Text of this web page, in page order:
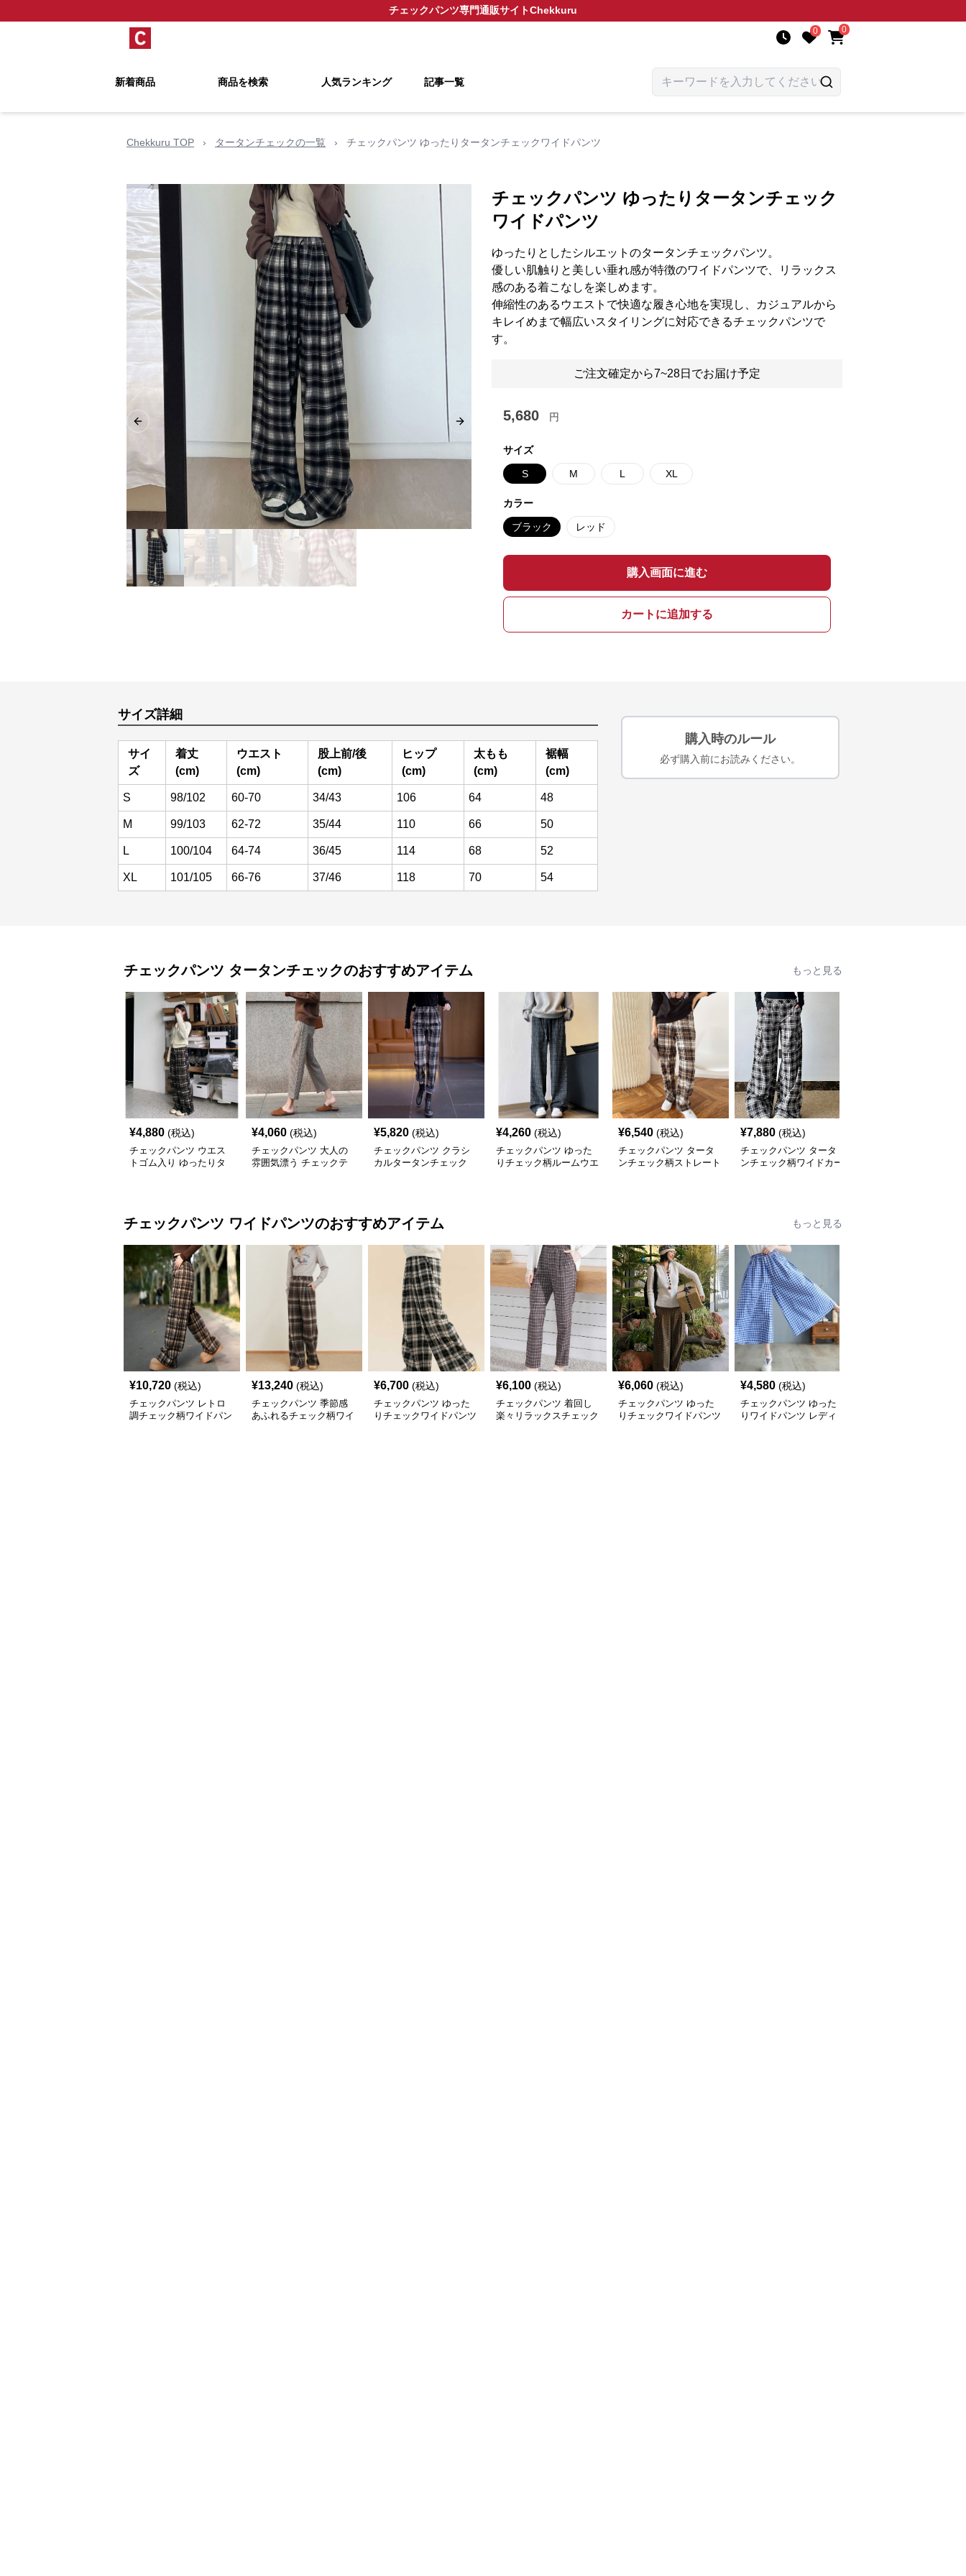
チェックパンツ専門通販サイトChekkuru
0 0
新着商品 商品を検索 人気ランキング 記事一覧
Chekkuru TOP › タータンチェックの一覧 › チェックパンツ ゆったりタータンチェックワイドパンツ
Previous slide Next slide
チェックパンツ ゆったりタータンチェック
ワイドパンツ
ゆったりとしたシルエットのタータンチェックパンツ。
優しい肌触りと美しい垂れ感が特徴のワイドパンツで、リラックス
感のある着こなしを楽しめます。
伸縮性のあるウエストで快適な履き心地を実現し、カジュアルから
キレイめまで幅広いスタイリングに対応できるチェックパンツで
す。
ご注文確定から7~28日でお届け予定
5,680 円
サイズ
S M L XL
カラー
ブラック レッド
購入画面に進む
カートに追加する
サイズ詳細
サイ
ズ
着丈
(cm)
ウエスト
(cm)
股上前/後
(cm)
ヒップ
(cm)
太もも
(cm)
裾幅
(cm)
S 98/102 60-70 34/43 106 64 48
M 99/103 62-72 35/44 110 66 50
L 100/104 64-74 36/45 114 68 52
XL 101/105 66-76 37/46 118 70 54
購入時のルール
必ず購入前にお読みください。
チェックパンツ タータンチェックのおすすめアイテム もっと見る
¥4,880 (税込)
チェックパンツ ウエス
トゴム入り ゆったりタ
¥4,060 (税込)
チェックパンツ 大人の
雰囲気漂う チェックテ
¥5,820 (税込)
チェックパンツ クラシ
カルタータンチェック
¥4,260 (税込)
チェックパンツ ゆった
りチェック柄ルームウエ
¥6,540 (税込)
チェックパンツ タータ
ンチェック柄ストレート
¥7,880 (税込)
チェックパンツ タータ
ンチェック柄ワイドカー
チェックパンツ ワイドパンツのおすすめアイテム もっと見る
¥10,720 (税込)
チェックパンツ レトロ
調チェック柄ワイドパン
¥13,240 (税込)
チェックパンツ 季節感
あふれるチェック柄ワイ
¥6,700 (税込)
チェックパンツ ゆった
りチェックワイドパンツ
¥6,100 (税込)
チェックパンツ 着回し
楽々リラックスチェック
¥6,060 (税込)
チェックパンツ ゆった
りチェックワイドパンツ
¥4,580 (税込)
チェックパンツ ゆった
りワイドパンツ レディ